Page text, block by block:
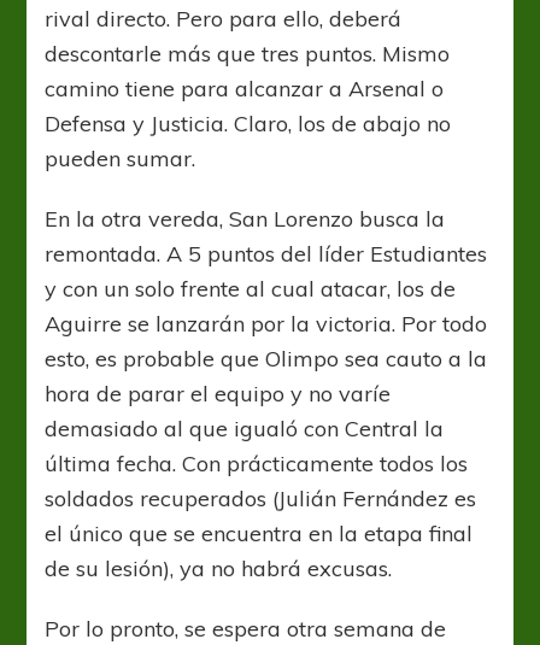
rival directo. Pero para ello, deberá
descontarle más que tres puntos. Mismo
camino tiene para alcanzar a Arsenal o
Defensa y Justicia. Claro, los de abajo no
pueden sumar.
En la otra vereda, San Lorenzo busca la
remontada. A 5 puntos del líder Estudiantes
y con un solo frente al cual atacar, los de
Aguirre se lanzarán por la victoria. Por todo
esto, es probable que Olimpo sea cauto a la
hora de parar el equipo y no varíe
demasiado al que igualó con Central la
última fecha. Con prácticamente todos los
soldados recuperados (Julián Fernández es
el único que se encuentra en la etapa final
de su lesión), ya no habrá excusas.
Por lo pronto, se espera otra semana de